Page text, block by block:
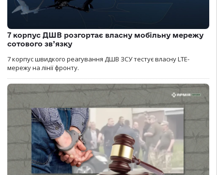
7 корпус ДШВ розгортає власну мобільну мережу
сотового зв’язку
7 корпус швидкого реагування ДШВ ЗСУ тестує власну LTE-
мережу на лінії фронту.